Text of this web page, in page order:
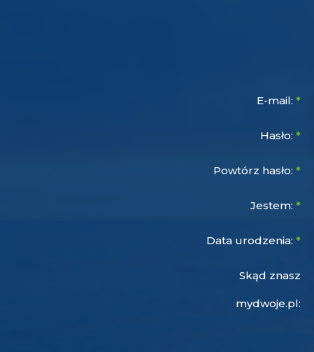
E-mail: *
Hasło: *
Powtórz hasło: *
Jestem: *
Data urodzenia: *
Skąd znasz
mydwoje.pl: